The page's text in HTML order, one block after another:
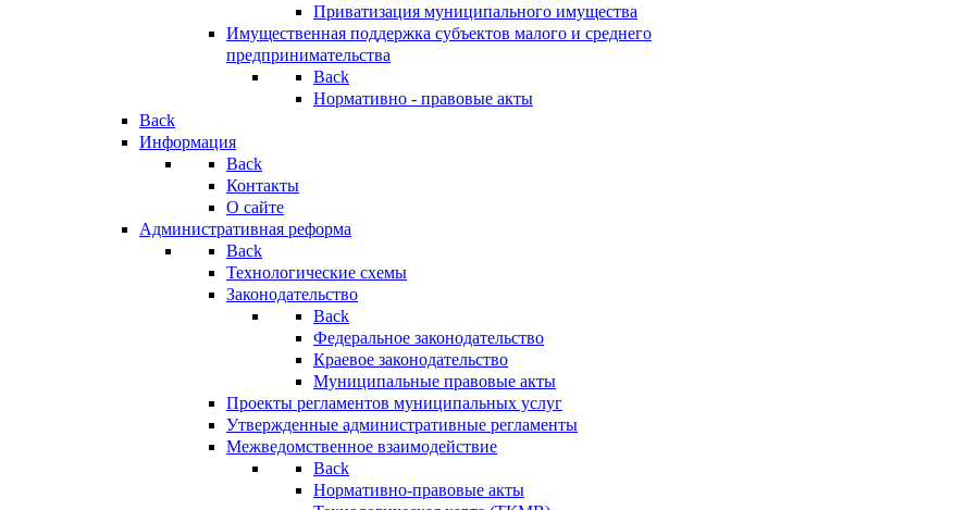
Приватизация муниципального имущества
Имущественная поддержка субъектов малого и среднего
предпринимательства
Back
Нормативно - правовые акты
Back
Информация
Back
Контакты
О сайте
Административная реформа
Back
Технологические схемы
Законодательство
Back
Федеральное законодательство
Краевое законодательство
Муниципальные правовые акты
Проекты регламентов муниципальных услуг
Утвержденные административные регламенты
Межведомственное взаимодействие
Back
Нормативно-правовые акты